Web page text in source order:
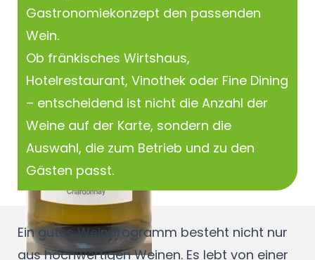
Gastronomiekonzept den passenden
Wein.
Ob fränkisches Wirtshaus,
Hotelrestaurant, Vinothek oder Fine Dining
– entscheidend ist nicht die Anzahl der
Weine auf der Karte, sondern die
Auswahl, die zum Betrieb und zu den
Gästen passt.
Ein gutes Weinprogramm besteht nicht nur
aus hochwertigen Weinen. Es lebt von einer